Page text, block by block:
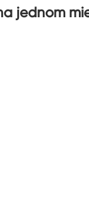
jednom